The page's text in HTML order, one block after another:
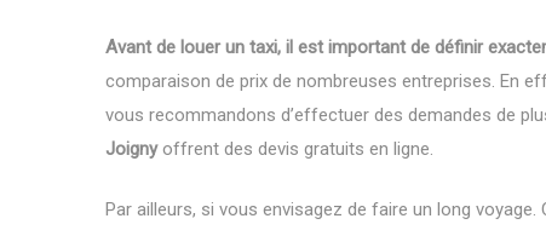
Avant de louer un taxi, il est important de définir
comparaison de prix de nombreuses entreprises. En
vous recommandons d’effectuer des demandes de
Joignyoffrent des devis gratuits en ligne.
Par ailleurs, si vous envisagez de faire un long